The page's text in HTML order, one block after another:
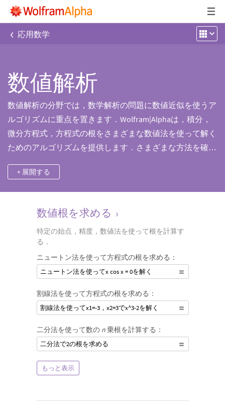
‹ 応用数学
数値解析
数値解析の分野では，数学解析の問題に数値近似を使うア
ルゴリズムに重点を置きます．Wolfram|Alphaは，積分，
微分方程式，方程式の根をさまざまな数値法を使って解く
ためのアルゴリズムを提供します．さまざまな方法を確度
等のパラメータを細かく制御することが可能です．
+ 展開する
数値根を求める ›
特定の始点，精度，数値法を使って根を計算す
る．
ニュートン法を使って方程式の根を求める：
ニュートン法を使ってx cos x = 0を解く
割線法を使って方程式の根を求める：
割線法を使ってx1=-3，x2=3でx^3-2を解く
二分法を使って数の n乗根を計算する：
二分法で2の根を求める
もっと表示